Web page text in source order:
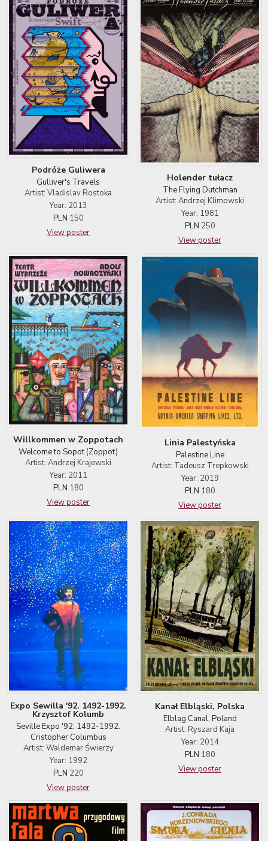
Podróże Guliwera
Gulliver's Travels
Artist: Vladislav Rostoka
Year: 2013
PLN 150
View poster
Holender tułacz
The Flying Dutchman
Artist: Andrzej Klimowski
Year: 1981
PLN 250
View poster
Willkommen w Zoppotach
Welcome to Sopot (Zoppot)
Artist: Andrzej Krajewski
Year: 2011
PLN 180
View poster
Linia Palestyńska
Palestine Line
Artist: Tadeusz Trepkowski
Year: 2019
PLN 180
View poster
Expo Sewilla '92. 1492-1992.
Krzysztof Kolumb
Seville Expo '92. 1492-1992.
Cristopher Columbus
Artist: Waldemar Świerzy
Year: 1992
PLN 220
View poster
Kanał Elbląski, Polska
Elblag Canal, Poland
Artist: Ryszard Kaja
Year: 2014
PLN 180
View poster